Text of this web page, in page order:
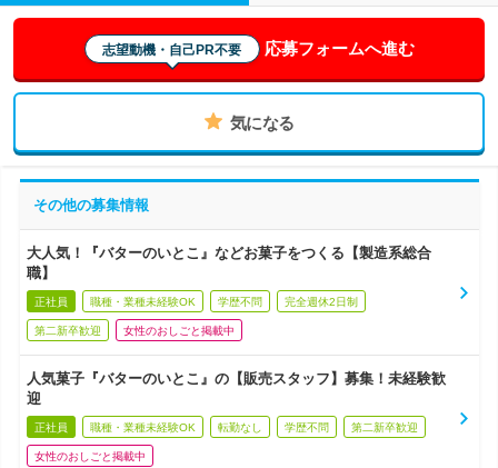
志望動機・自己PR不要 応募フォームへ進む
気になる
その他の募集情報
大人気！『バターのいとこ』などお菓子をつくる【製造系総合
職】
正社員 職種・業種未経験OK 学歴不問 完全週休2日制
第二新卒歓迎 女性のおしごと掲載中
人気菓子『バターのいとこ』の【販売スタッフ】募集！未経験歓
迎
正社員 職種・業種未経験OK 転勤なし 学歴不問 第二新卒歓迎
女性のおしごと掲載中